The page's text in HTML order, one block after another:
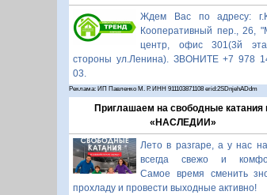
Ждем Вас по адресу:
Кооперативный пер., 26,
центр, офис 301(3й
стороны ул.Ленина). ЗВОНИТЕ +7 978
03.
Реклама: ИП Павленко М. Р. ИНН 911103871108 erid:2SDnjehADdm
Приглашаем на свободные катания
«НАСЛЕДИИ»
Лето в разгаре, а у нас
всегда свежо и
Самое время сменить
прохладу и провести выходные активно!